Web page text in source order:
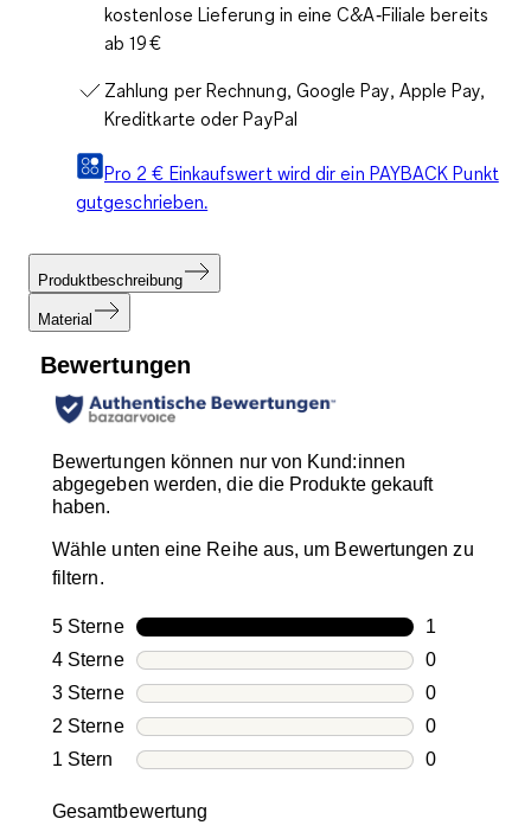
kostenlose Lieferung in eine C&A‑Filiale bereits
ab 19 €
Zahlung per Rechnung, Google Pay, Apple Pay,
Kreditkarte oder PayPal
Pro 2 € Einkaufswert wird dir ein PAYBACK Punkt
gutgeschrieben.
Produktbeschreibung
Material
Bewertungen
Bewertungen können nur von Kund:innen
abgegeben werden, die die Produkte gekauft
haben.
Wähle unten eine Reihe aus, um Bewertungen zu
filtern.
5 SterneSterne
1
1
4 SterneSterne
0
0
3 SterneSterne
0
0
2 SterneSterne
0
0
1 Stern Sterne
0
Gesamtbewertung